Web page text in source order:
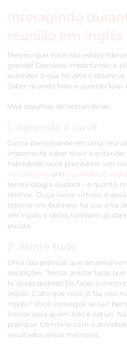
Interagindo
reunião em inglês
Mesmo que você não esteja
grande! Decisões importantes e
entender o que foi dito é
Saber quando falar e quando
Veja algumas de nossas dicas:
1. Aprenda a ouvir
Como participante em uma
importante saber ouvir e entender
habilidade, você precisa ter um
no listening. Um vocabulário vasto
terminologia ajudará – e quanto
melhor. Ouça livros virtuais e
tópicos em business na sua área
em inglês e séries também
escuta.
2. Anote tudo
Uma das práticas que
anotações. Tentar anotar tudo
te ajuda quando for fazer o
inglês. Claro que você já faz isso
inglês? Você consegue se sair
menor para quem não é nativo.
pratique! Combine com a
resultados ainda melhores.